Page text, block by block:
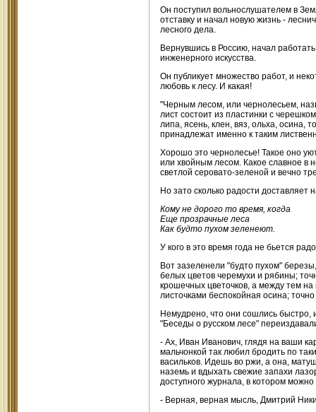
Он поступил вольнослушателем в
отставку и начал новую жизнь -
лесного дела.
Вернувшись в Россию, начал
инженерного искусства.
Он публикует множество работ, и
любовь к лесу. И какая!
"Черным лесом, или чернолесьем,
лист состоит из пластинки с
липа, ясень, клен, вяз, ольха, осина,
принадлежат именно к таким
Хорошо это чернолесье! Такое оно
или хвойным лесом. Какое славное в
светлой серовато-зеленой и вечно
Но зато сколько радости доставляет
Кому не дорого то время, когда
Еще прозрачные леса
Как будто пухом зеленеют.
У кого в это время года не бьется
Вот зазеленели "будто пухом"
белых цветов черемухи и рябины;
крошечных цветочков, а между тем
листочками беспокойная осина;
Немудрено, что они сошлись быстро,
"Беседы о русском лесе"
- Ах, Иван Иванович, глядя на ваши
мальчонкой так любил бродить по
васильков. Идешь во ржи, а она,
наземь и вдыхать свежие запахи
доступного журнала, в котором
- Верная, верная мысль, Дмитрий